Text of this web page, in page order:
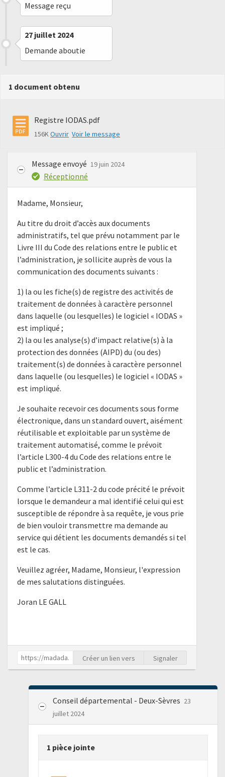
Message reçu
27 juillet 2024
Demande aboutie
1 document obtenu
Registre IODAS.pdf
156KOuvrir Voir le message
Message envoyé 19 juin 2024
Réceptionné
Madame, Monsieur,
Au titre du droit d’accès aux documents
administratifs, tel que prévu notamment par le
Livre III du Code des relations entre le public et
l’administration, je sollicite auprès de vous la
communication des documents suivants :
1) la ou les fiche(s) de registre des activités de
traitement de données à caractère personnel
dans laquelle (ou lesquelles) le logiciel « IODAS »
est impliqué ;
2) la ou les analyse(s) d’impact relative(s) à la
protection des données (AIPD) du (ou des)
traitement(s) de données à caractère personnel
dans laquelle (ou lesquelles) le logiciel « IODAS »
est impliqué.
Je souhaite recevoir ces documents sous forme
électronique, dans un standard ouvert, aisément
réutilisable et exploitable par un système de
traitement automatisé, comme le prévoit
l’article L300-4 du Code des relations entre le
public et l’administration.
Comme l’article L311-2 du code précité le prévoit
lorsque le demandeur a mal identifié celui qui est
susceptible de répondre à sa requête, je vous prie
de bien vouloir transmettre ma demande au
service qui détient les documents demandés si tel
est le cas.
Veuillez agréer, Madame, Monsieur, l'expression
de mes salutations distinguées.
Joran LE GALL
Créer un lien vers Signaler
Conseil départemental - Deux-Sèvres 23
juillet 2024
1 pièce jointe